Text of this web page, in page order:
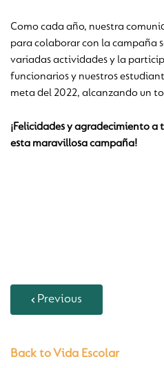
Como cada año, nuestra
para colaborar con la campaña
variadas actividades y la
funcionarios y nuestros
meta del 2022, alcanzando un
¡Felicidades y agradecimiento
esta maravillosa campaña!
Previous
Back to Vida Escolar